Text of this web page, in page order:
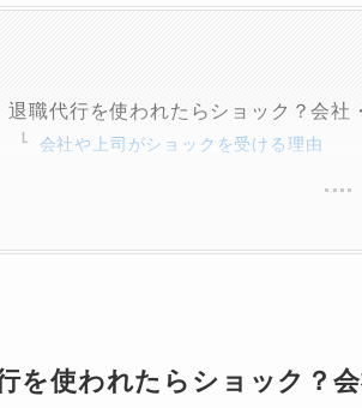
退職代行を使われたらショック？会社
会社や上司がショックを受ける理由
を使われたらショック？